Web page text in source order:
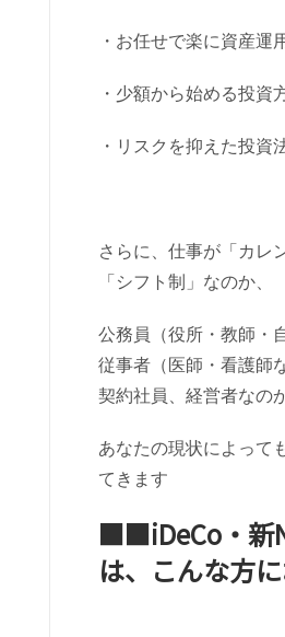
・お任せで楽に資産運
・少額から始める投資
・リスクを抑えた投資
さらに、仕事が「カレ
「シフト制」なのか、
公務員（役所・教師・
従事者（医師・看護師
契約社員、経営者なの
あなたの現状によって
てきます
■■iDeCo・新
は、こんな方